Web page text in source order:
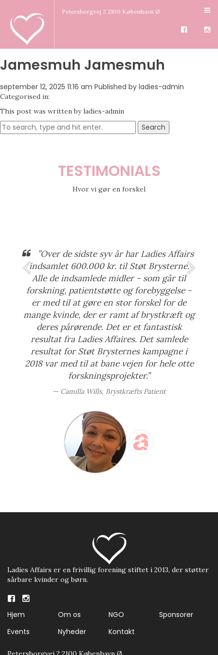
Petersborgvej 2 2100 København Ø
Jamesmuh Jamesmuh
september 12, 2025 11:16 am Published by ladies-admin
Categorised in:
This post was written by ladies-admin
Search
TESTIMONIALS
Hvor vi gør en forskel
”Over de sidste syv år har Ladies Affairs
indsamlet 600.000 kr. til Støt Brysterne.
Alle de indsamlede midler - som går til
forskning, patientstøtte og forebyggelse -
er med til at gøre en stor forskel for de
mange kvinde, der er ramt af brystkræft og
deres pårørende. Det er et fantastisk
resultat fra Ladies Affaires. Det samlede
resultat for Støt Brysternes kampagne i
2018 var med til at bane vejen for hele otte
forskningsprojekter.”
Camilla Wills, Brystkræfts Patient
Ladies Affairs er en frivillig forening stiftet i 2013, der støtter
sårbare kvinder og børn.
Hjem Om os NGO
Sponsorer
Events
Nyheder Kontakt